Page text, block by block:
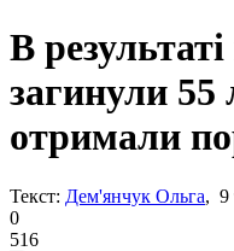
В
загинули 55
отримали
Текст: Дем'янчук Ольга, 9
0
516